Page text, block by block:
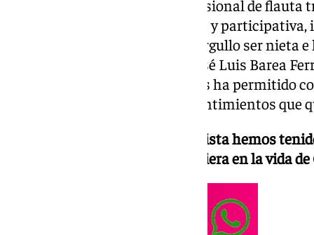
compagina con la carrera profesional de flauta
Ángel Barrios. Joven muy activa y
, lleva con orgullo ser nieta
santa de Granada, su abuelo José Luis Barea
Barea Piñar, (2019). Candela nos ha permitido
adelantarnos las vivencias y sentimientos
-Para poder realizar esta entrevista hemos
agenda, ¿cómo es un día cualquiera en la vida